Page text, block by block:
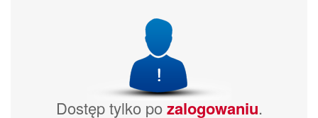
Dostęp tylko pozalogowaniu.